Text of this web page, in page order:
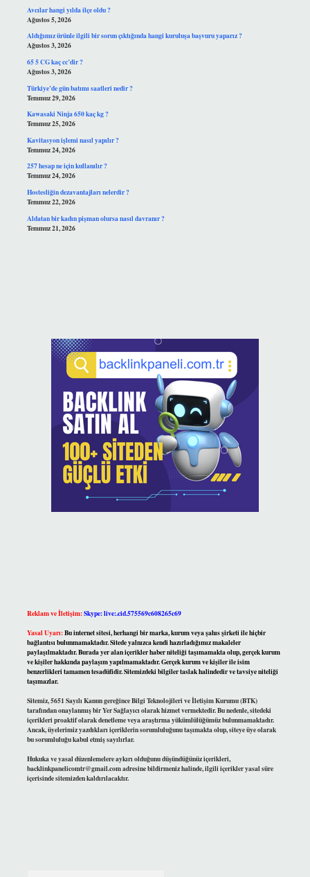
Avcılar hangi yılda ilçe oldu ?
Ağustos 5, 2026
Aldığımız ürünle ilgili bir sorun çıktığında hangi kuruluşa başvuru yaparız ?
Ağustos 3, 2026
65 5 CG kaç cc’dir ?
Ağustos 3, 2026
Türkiye’de gün batımı saatleri nedir ?
Temmuz 29, 2026
Kawasaki Ninja 650 kaç kg ?
Temmuz 25, 2026
Kavitasyon işlemi nasıl yapılır ?
Temmuz 24, 2026
257 hesap ne için kullanılır ?
Temmuz 24, 2026
Hostesliğin dezavantajları nelerdir ?
Temmuz 22, 2026
Aldatan bir kadın pişman olursa nasıl davranır ?
Temmuz 21, 2026
Reklam ve İletişim:Skype: live:.cid.575569c608265c69
Yasal Uyarı:Bu internet sitesi, herhangi bir marka, kurum veya şahıs şirketi ile hiçbir
bağlantısı bulunmamaktadır. Sitede yalnızca kendi hazırladığımız makaleler
paylaşılmaktadır. Burada yer alan içerikler haber niteliği taşımamakta olup, gerçek kurum
ve kişiler hakkında paylaşım yapılmamaktadır. Gerçek kurum ve kişiler ile isim
benzerlikleri tamamen tesadüfidir. Sitemizdeki bilgiler taslak halindedir ve tavsiye niteliği
taşımazlar.
Sitemiz, 5651 Sayılı Kanun gereğince Bilgi Teknolojileri ve İletişim Kurumu (BTK)
tarafından onaylanmış bir Yer Sağlayıcı olarak hizmet vermektedir. Bu nedenle, sitedeki
içerikleri proaktif olarak denetleme veya araştırma yükümlülüğümüz bulunmamaktadır.
Ancak, üyelerimiz yazdıkları içeriklerin sorumluluğunu taşımakta olup, siteye üye olarak
bu sorumluluğu kabul etmiş sayılırlar.
Hukuka ve yasal düzenlemelere aykırı olduğunu düşündüğünüz içerikleri,
backlinkpanelicomtr@gmail.comadresine bildirmeniz halinde, ilgili içerikler yasal süre
içerisinde sitemizden kaldırılacaktır.